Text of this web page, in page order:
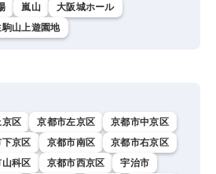
嵐山
大阪城ホール
駒山上遊園地
京区 京都市左京区
京都市中京区
京区 京都市南区
京都市右京区
科区 京都市西京区 宇治市